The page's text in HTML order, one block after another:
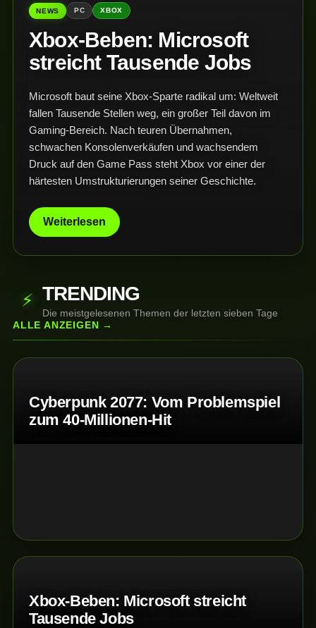
NEWS PC XBOX
Xbox-Beben: Microsoft
streicht Tausende Jobs
Microsoft baut seine Xbox-Sparte radikal um: Weltweit
fallen Tausende Stellen weg, ein großer Teil davon im
Gaming-Bereich. Nach teuren Übernahmen,
schwachen Konsolenverkäufen und wachsendem
Druck auf den Game Pass steht Xbox vor einer der
härtesten Umstrukturierungen seiner Geschichte.
Weiterlesen
⚡ TRENDING
Die meistgelesenen Themen der letzten sieben Tage
ALLE ANZEIGEN →
Cyberpunk 2077: Vom Problemspiel
zum 40-Millionen-Hit
Xbox-Beben: Microsoft streicht
Tausende Jobs